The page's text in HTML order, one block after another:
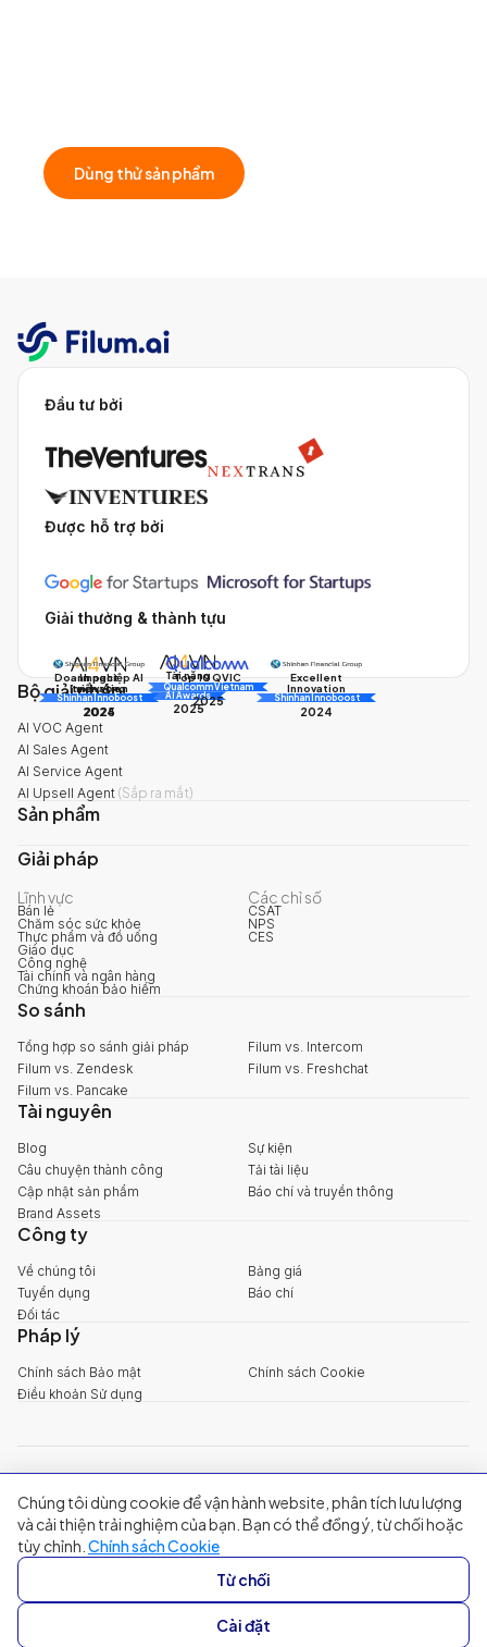
Dùng thử sản phẩm
Đầu tư bởi
Được hỗ trợ bởi
Giải thưởng & thành tựu
Doanh nghiệp AI
triển vọng
AI Awards
2025
Tài năng
AI
AI Awards
2025
Excellent
Innovation
Shinhan Innoboost
2024
Impact
Innovation
Shinhan Innoboost
2024
Top 10 QVIC
Qualcomm Vietnam
2025
Bộ giải pháp
AI VOC Agent
AI Sales Agent
AI Service Agent
AI Upsell Agent (Sắp ra mắt)
Sản phẩm
Giải pháp
Lĩnh vực
Bán lẻ
Chăm sóc sức khỏe
Thực phẩm và đồ uống
Giáo dục
Công nghệ
Tài chính và ngân hàng
Chứng khoán bảo hiểm
Các chỉ số
CSAT
NPS
CES
So sánh
Tổng hợp so sánh giải pháp
Filum vs. Intercom
Filum vs. Zendesk
Filum vs. Freshchat
Filum vs. Pancake
Tài nguyên
Blog
Sự kiện
Câu chuyện thành công
Tải tài liệu
Cập nhật sản phẩm
Báo chí và truyền thông
Brand Assets
Công ty
Về chúng tôi
Bảng giá
Tuyển dụng
Báo chí
Đối tác
Pháp lý
Chính sách Bảo mật
Chính sách Cookie
Điều khoản Sử dụng
+84 888 18 1313
Trụ sở chính: Tầng 03, 65-67 Đường B4, Khu đô thị Sala, Phường An
Khánh, TP Hồ Chí Minh
Singapore:20A Tanjong Pagar Road, Singapore
© 2024 Filum Inc. All rights reserved.
Chúng tôi dùng cookie để vận hành website, phân tích lưu lượng
và cải thiện trải nghiệm của bạn. Bạn có thể đồng ý, từ chối hoặc
tùy chỉnh. Chính sách Cookie
Từ chối
Cài đặt